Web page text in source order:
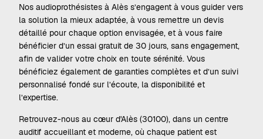
Nos audioprothésistes à Alès s’engagent à vous guider vers
la solution la mieux adaptée, à vous remettre un devis
détaillé pour chaque option envisagée, et à vous faire
bénéficier d’un essai gratuit de 30 jours, sans engagement,
afin de valider votre choix en toute sérénité. Vous
bénéficiez également de garanties complètes et d’un suivi
personnalisé fondé sur l’écoute, la disponibilité et
l’expertise.
Retrouvez-nous au cœur d'Alès (30100), dans un centre
auditif accueillant et moderne, où chaque patient est